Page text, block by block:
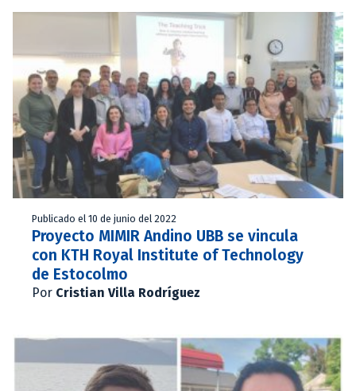
Publicado el 10 de junio del 2022
Proyecto MIMIR Andino UBB se vincula
con KTH Royal Institute of Technology
de Estocolmo
Por Cristian Villa Rodríguez